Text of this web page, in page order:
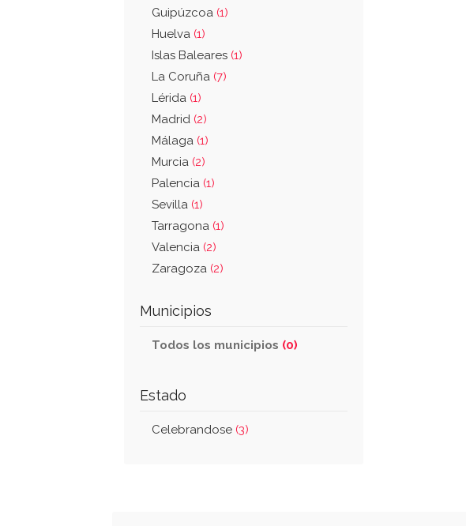
Guipúzcoa (1)
Huelva (1)
Islas Baleares (1)
La Coruña (7)
Lérida (1)
Madrid (2)
Málaga (1)
Murcia (2)
Palencia (1)
Sevilla (1)
Tarragona (1)
Valencia (2)
Zaragoza (2)
Municipios
Todos los municipios (0)
Estado
Celebrandose (3)